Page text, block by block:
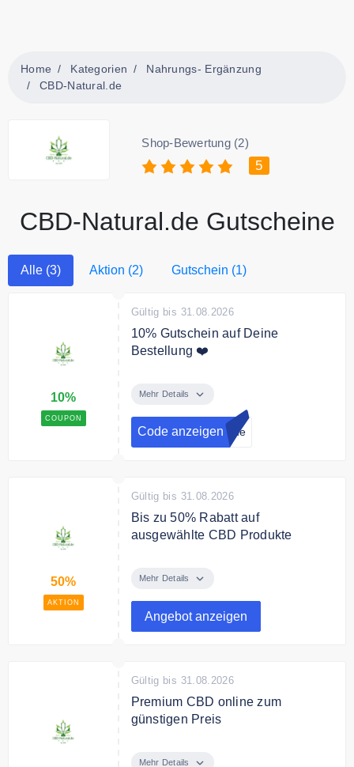
Home Kategorien
Nahrungs- Ergänzung
CBD-Natural.de
Shop-Bewertung (2)
5
CBD-Natural.de Gutscheine
Alle (3) Aktion (2) Gutschein (1)
10%
COUPON
Gültig bis 31.08.2026
10% Gutschein auf Deine
Bestellung ❤️
Natural.de Newsletter an und
erhalte einen 10% Gutschein auf
Deine Bestellung.
Mehr Details
Code anzeigen l.de
50%
AKTION
Gültig bis 31.08.2026
Bis zu 50% Rabatt auf
ausgewählte CBD Produkte
CBD Produkte bei CBD-Natural.de
Mehr Details
Angebot anzeigen
Gültig bis 31.08.2026
Premium CBD online zum
günstigen Preis
CBD-Natural.de zum günstigen
Mehr Details